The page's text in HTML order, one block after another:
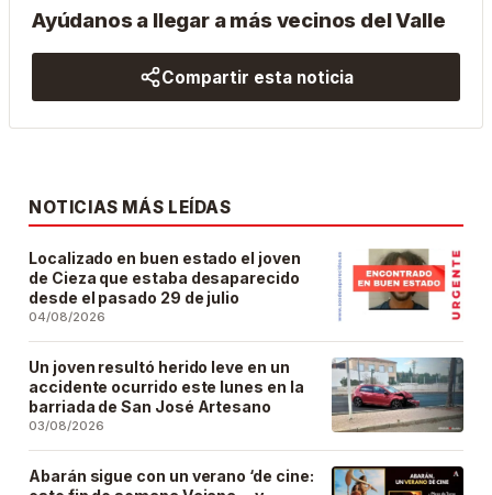
Ayúdanos a llegar a más vecinos del Valle
Compartir esta noticia
NOTICIAS MÁS LEÍDAS
Localizado en buen estado el joven
de Cieza que estaba desaparecido
desde el pasado 29 de julio
04/08/2026
Un joven resultó herido leve en un
accidente ocurrido este lunes en la
barriada de San José Artesano
03/08/2026
Abarán sigue con un verano ‘de cine: